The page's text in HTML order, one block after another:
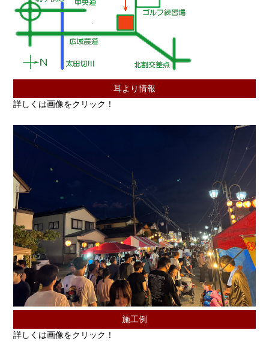
耳より情報
詳しくは画像をクリック！
施工例
詳しくは画像をクリック！